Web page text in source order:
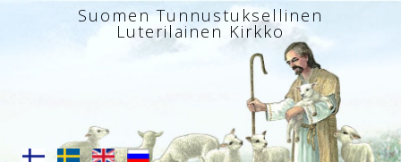
Suomen Tunnustuksellinen
Luterilainen Kirkko